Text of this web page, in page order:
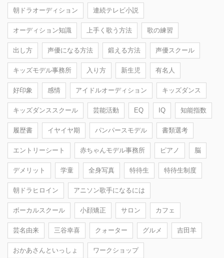
朝ドラオーディション 連続テレビ小説
オーディション知識 上手く歌う方法 歌の練習
出し方 声優になる方法 鍛える方法 声優スクール
キッズモデル事務所 入り方 新生児 有名人
好印象 感情 アイドルオーディション キッズダンス
キッズダンススクール 芸能活動 EQ IQ 知能指数
履歴書 イヤイヤ期 パンパースモデル 書類選考
エントリーシート 赤ちゃんモデル事務所 ピアノ 脳
デメリット 学童 全身写真 特待生 特待生制度
朝ドラヒロイン アニソン歌手になるには
ボーカルスクール 小顔矯正 サロン カフェ
芸名由来 三谷幸喜 クォーター グルメ 吉田羊
おかあさんといっしょ ワークショップ